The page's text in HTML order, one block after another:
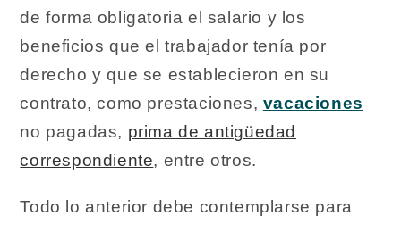
de forma obligatoria el salario y los
beneficios que el trabajador tenía por
derecho y que se establecieron en su
contrato, como prestaciones, vacaciones
no pagadas, prima de antigüedad
correspondiente, entre otros.
Todo lo anterior debe contemplarse para